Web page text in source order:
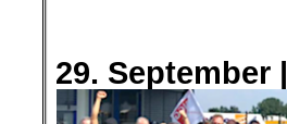
29. September |